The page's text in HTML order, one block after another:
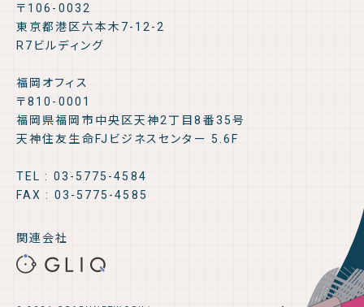
〒106-0032
東京都港区六本木7-12-2
R7ビルディング
福岡オフィス
〒810-0001
福岡県福岡市中央区天神2丁目8番35号
天神住友生命FJビジネスセンター 5.6F
TEL : 03-5775-4584
FAX : 03-5775-4585
関連会社